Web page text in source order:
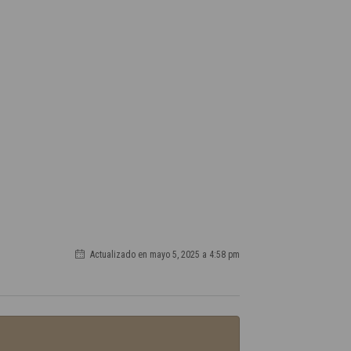
Actualizado en mayo 5, 2025 a 4:58 pm